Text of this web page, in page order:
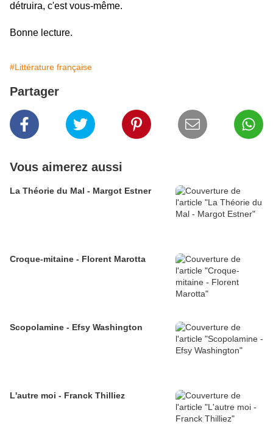
détruira, c'est vous-même.
Bonne lecture.
#Littérature française
Partager
Vous aimerez aussi
La Théorie du Mal - Margot Estner
Croque-mitaine - Florent Marotta
Scopolamine - Efsy Washington
L'autre moi - Franck Thilliez